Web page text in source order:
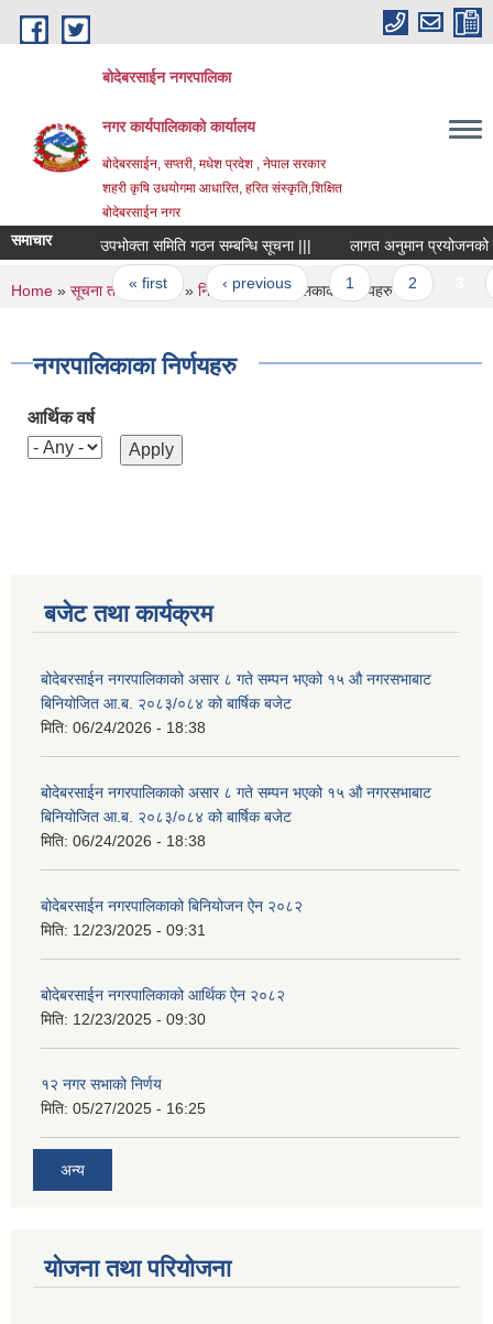
Skip to main content
बोदेबरसाईन नगरपालिका
नगर कार्यपालिकाको कार्यालय
बोदेबरसाईन, सप्तरी, मधेश प्रदेश , नेपाल सरकार
शहरी कृषि उधयोगमा आधारित, हरित संस्कृति,शिक्षित
बोदेबरसाईन नगर
समाचार उपभोक्ता समिति गठन सम्बन्धि सूचना ||| लागत अनुमान प्रयोजनको
Pages
« first ‹ previous 1 2
You are here
Home » सूचना तथा जानकारी» निर्णयहरु» नगरपालिकाका निर्णयहरु
नगरपालिकाका निर्णयहरु
आर्थिक वर्ष
बजेट तथा कार्यक्रम
बोदेबरसाईन नगरपालिकाको असार ८ गते सम्पन भएको १५ ‍‍‍औ नगरसभाबाट
बिनियोजित आ.ब. २०८३/०८४ को बार्षिक बजेट
मिति: 06/24/2026 - 18:38
बोदेबरसाईन नगरपालिकाको असार ८ गते सम्पन भएको १५ ‍‍‍औ नगरसभाबाट
बिनियोजित आ.ब. २०८३/०८४ को बार्षिक बजेट
मिति: 06/24/2026 - 18:38
बोदेबरसाईन नगरपालिकाको बिनियोजन ऐन २०८२
मिति: 12/23/2025 - 09:31
बोदेबरसाईन नगरपालिकाको आर्थिक ऐन २०८२
मिति: 12/23/2025 - 09:30
१२ नगर सभाको निर्णय
मिति: 05/27/2025 - 16:25
अन्य
योजना तथा परियोजना